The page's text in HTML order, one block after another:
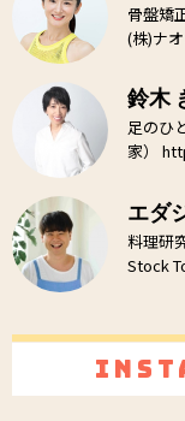
骨盤矯
(株)ナ
鈴木
足のひ
家）
エダ
料理研
Stock